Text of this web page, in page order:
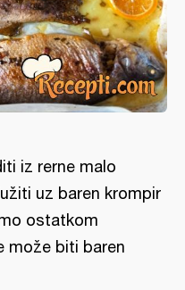
iz rerne malo
uz baren krompir
ostatkom
može biti baren